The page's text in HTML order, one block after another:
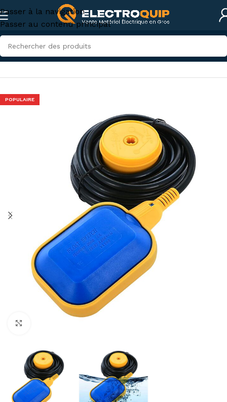
Passer à la navigation
Passer au contenu principal
Accueil/Électricité industrielle/Flotteur électrique
POPULAIRE